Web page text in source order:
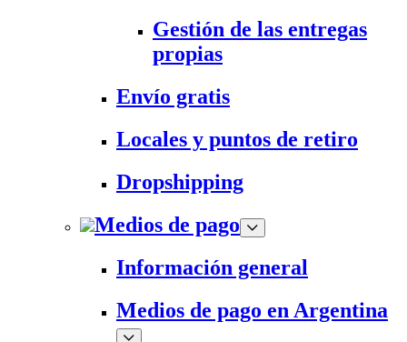
Gestión de las entregas
propias
Envío gratis
Locales y puntos de retiro
Dropshipping
Medios de pago
Información general
Medios de pago en Argentina